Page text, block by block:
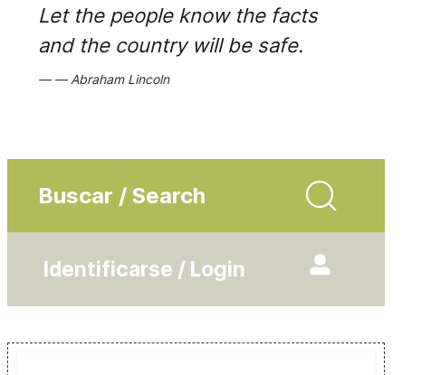
Let the people know the facts
and the country will be safe.
Abraham Lincoln
Buscar / Search
Identificarse / Login